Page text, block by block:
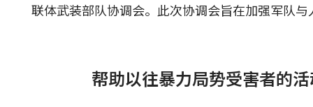
联体武装部队协调会。此次协调会旨在加强军队
帮助以往暴力局势受害者的